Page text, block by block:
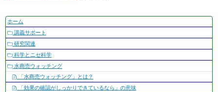
ナ
ビ
ゲ
ー
シ
ョ
ン
ホーム
講義サポート
研究関連
科学とニセ科学
水商売ウォッチング
「水商売ウォッチング」とは？
「効果の確認がしっかりできているなら」の意味